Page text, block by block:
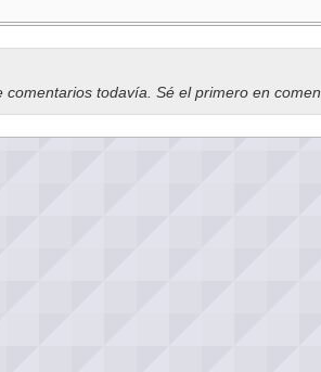
comentarios todavía. Sé el primero en